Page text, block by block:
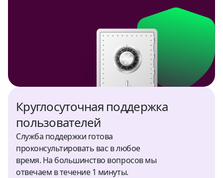
USD
Финляндия
USD
Шри-Ланка
USD, LKR
Круглосуточная поддержка
пользователей
Служба поддержки готова
проконсультировать вас в любое
время. На большинство вопросов мы
отвечаем в течение 1 минуты.